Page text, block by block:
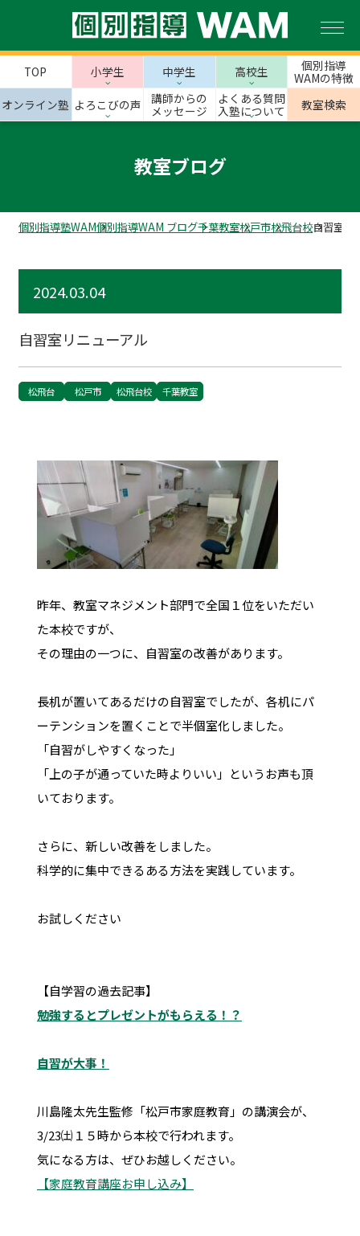
TOP 小学生 中学生 高校生
個別指導
WAMの特徴
オンライン塾 よろこびの声
講師からの
メッセージ
よくある質問
入塾について
教室検索
教室ブログ
個別指導塾WAM個別指導WAM ブログ千葉教室松戸市松飛台校自習室リ
2024.03.04
自習室リニューアル
松飛台 松戸市 松飛台校 千葉教室
昨年、教室マネジメント部門で全国１位をいただい
た本校ですが、
その理由の一つに、自習室の改善があります。
長机が置いてあるだけの自習室でしたが、各机にパ
ーテンションを置くことで半個室化しました。
「自習がしやすくなった」
「上の子が通っていた時よりいい」というお声も頂
いております。
さらに、新しい改善をしました。
科学的に集中できるある方法を実践しています。
お試しください
【自学習の過去記事】
勉強するとプレゼントがもらえる！？
自習が大事！
川島隆太先生監修「松戸市家庭教育」の講演会が、
3/23㈯１５時から本校で行われます。
気になる方は、ぜひお越しください。
【家庭教育講座お申し込み】